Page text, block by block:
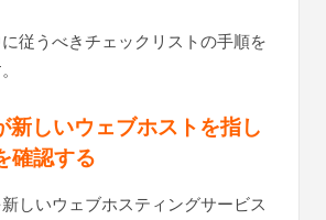
従うべきチェックリストの手順を
新しいウェブホストを指し
確認する
しいウェブホスティングサービス